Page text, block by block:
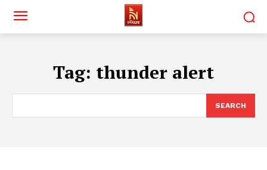
Tag: thunder alert
SEARCH